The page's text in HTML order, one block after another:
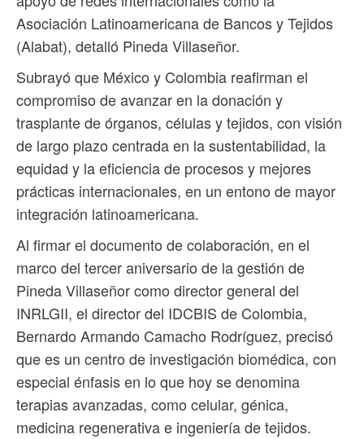
Asociación Latinoamericana de Bancos y Tejidos
(Alabat), detalló Pineda Villaseñor.
Subrayó que México y Colombia reafirman el
compromiso de avanzar en la donación y
trasplante de órganos, células y tejidos, con visión
de largo plazo centrada en la sustentabilidad, la
equidad y la eficiencia de procesos y mejores
prácticas internacionales, en un entono de mayor
integración latinoamericana.
Al firmar el documento de colaboración, en el
marco del tercer aniversario de la gestión de
Pineda Villaseñor como director general del
INRLGII, el director del IDCBIS de Colombia,
Bernardo Armando Camacho Rodríguez, precisó
que es un centro de investigación biomédica, con
especial énfasis en lo que hoy se denomina
terapias avanzadas, como celular, génica,
medicina regenerativa e ingeniería de tejidos.